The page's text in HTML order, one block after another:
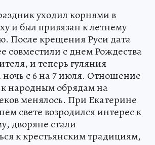
уходил корнями в
и был привязан к летнему
После крещения Руси дата
совместили с днем Рождества
и теперь гуляния
ночь с 6 на 7 июля. Отношение
народным обрядам на
менялось. При Екатерине
свете возродился интерес к
дворяне стали
к крестьянским традициям,